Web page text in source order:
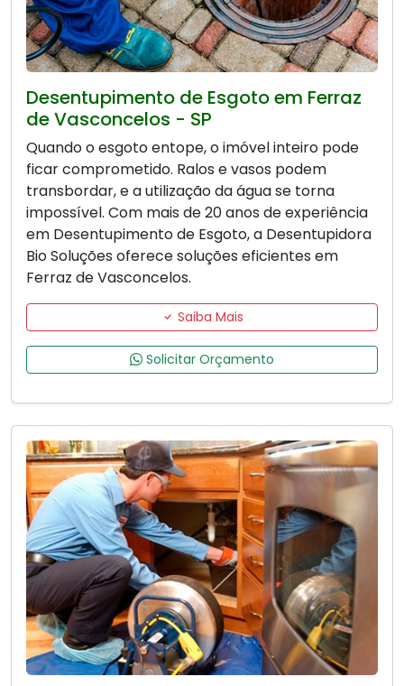
Desentupimento de Esgoto em Ferraz
de Vasconcelos - SP
Quando o esgoto entope, o imóvel inteiro pode
ficar comprometido. Ralos e vasos podem
transbordar, e a utilização da água se torna
impossível. Com mais de 20 anos de experiência
em Desentupimento de Esgoto, a Desentupidora
Bio Soluções oferece soluções eficientes em
Ferraz de Vasconcelos.
Saiba Mais
Solicitar Orçamento